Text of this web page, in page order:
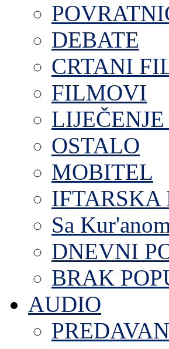
DEBATE
CRTANI
FILMOVI
OSTALO
MOBITEL
IFTARSKA
Sa
DNEVNI
BRAK
AUDIO